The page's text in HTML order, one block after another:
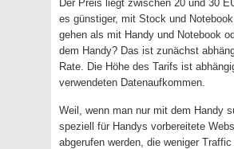
Der Preis liegt zwischen 20 und 30
es günstiger, mit Stock und
gehen als mit Handy und Notebook
dem Handy? Das ist zunächst
Rate. Die Höhe des Tarifs ist
verwendeten Datenaufkommen.
Weil, wenn man nur mit dem Handy
speziell für Handys vorbereitete
abgerufen werden, die weniger